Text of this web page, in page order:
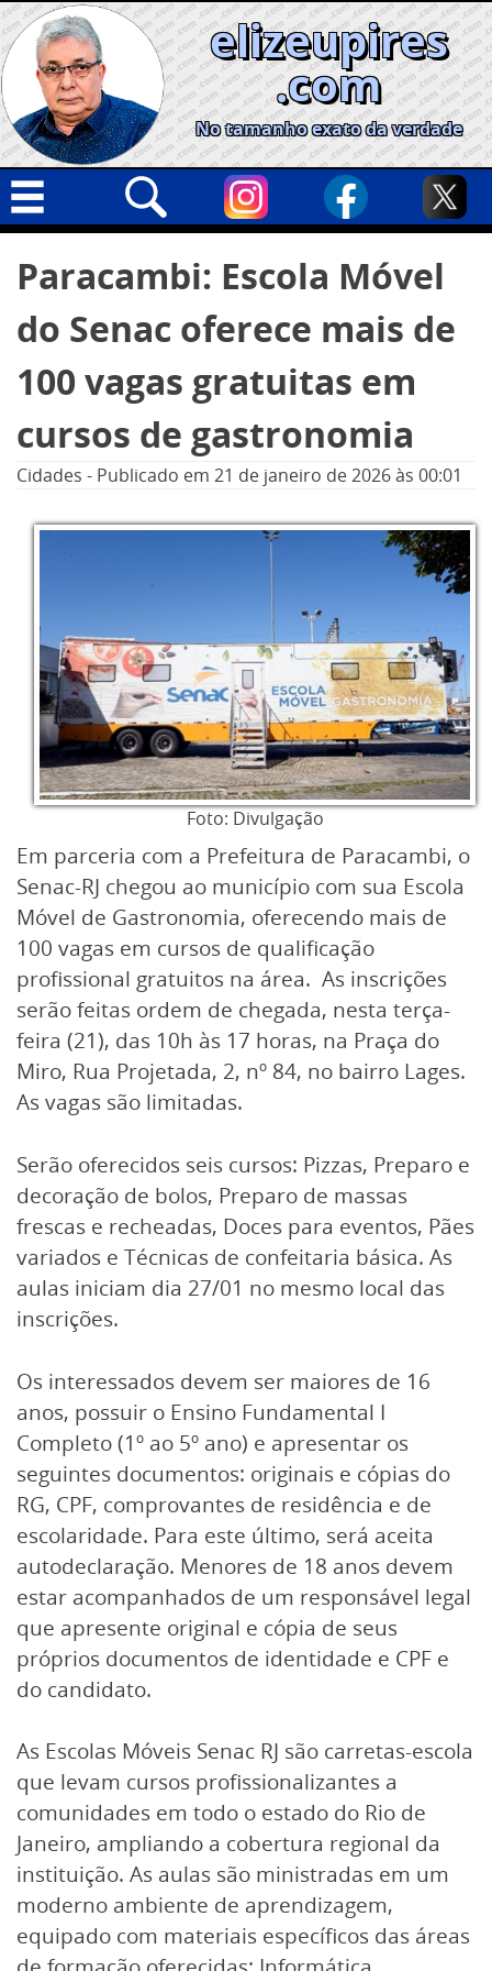
Skip
to
content
elizeupires
.com
No tamanho exato da verdade
Geral
Cidades
Política
Opinião
Informe especial
por:
Paracambi: Escola Móvel
do Senac oferece mais de
100 vagas gratuitas em
cursos de gastronomia
Cidades - Publicado em 21 de janeiro de 2026às 00:01
Foto: Divulgação
Em parceria com a Prefeitura de Paracambi, o
Senac-RJ chegou ao município com sua Escola
Móvel de Gastronomia, oferecendo mais de
100 vagas em cursos de qualificação
profissional gratuitos na área. As inscrições
serão feitas ordem de chegada, nesta terça-
feira (21), das 10h às 17 horas, na Praça do
Miro, Rua Projetada, 2, nº 84, no bairro Lages.
As vagas são limitadas.
Serão oferecidos seis cursos: Pizzas, Preparo e
decoração de bolos, Preparo de massas
frescas e recheadas, Doces para eventos, Pães
variados e Técnicas de confeitaria básica. As
aulas iniciam dia 27/01 no mesmo local das
inscrições.
Os interessados devem ser maiores de 16
anos, possuir o Ensino Fundamental I
Completo (1º ao 5º ano) e apresentar os
seguintes documentos: originais e cópias do
RG, CPF, comprovantes de residência e de
escolaridade. Para este último, será aceita
autodeclaração. Menores de 18 anos devem
estar acompanhados de um responsável legal
que apresente original e cópia de seus
próprios documentos de identidade e CPF e
do candidato.
As Escolas Móveis Senac RJ são carretas-escola
que levam cursos profissionalizantes a
comunidades em todo o estado do Rio de
Janeiro, ampliando a cobertura regional da
instituição. As aulas são ministradas em um
moderno ambiente de aprendizagem,
equipado com materiais específicos das áreas